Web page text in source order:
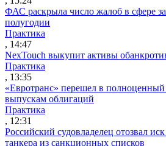
ФАС раскрыла число жалоб в сфере
полугодии
Практика
, 14:47
NexTouch выкупит активы
Практика
, 13:35
«Евротранс» перешел в
выпускам облигаций
Практика
, 12:31
Российский судовладелец отозвал
танкера из санкционных списков